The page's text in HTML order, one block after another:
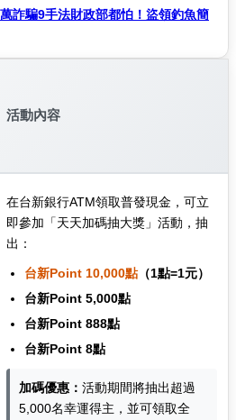
詐騙9手法財政部都怕！盜領釣魚簡
活動內容
在台新銀行ATM領取普發現金，可立
即參加「天天加碼抽大獎」活動，抽
出：
台新Point 10,000點（1點=1元）
台新Point 5,000點
台新Point 888點
台新Point 8點
加碼優惠： 活動期間將抽出超過
5,000名幸運得主，並可領取全